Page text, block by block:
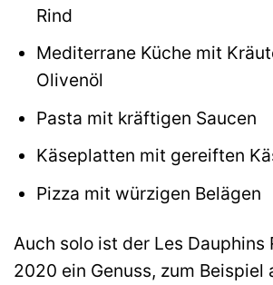
Rind
Mediterrane Küche mit
Olivenöl
Pasta mit kräftigen Saucen
Käseplatten mit gereiften
Pizza mit würzigen Belägen
Auch solo ist der Les Dauphins
2020 ein Genuss, zum Beispiel